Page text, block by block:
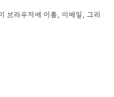
브라우저에 이름, 이메일, 그리